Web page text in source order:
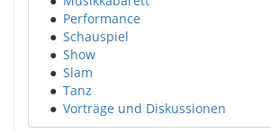
● Performance
● Schauspiel
● Show
● Slam
● Tanz
● Vorträge und Diskussionen